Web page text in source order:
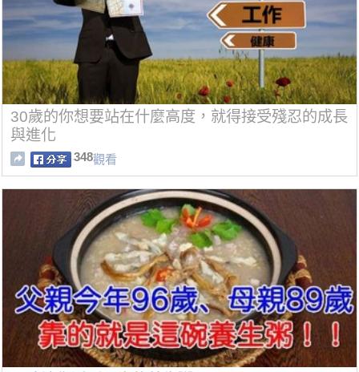
30歲的你想要站在什麼高度，就得接受殘忍的成長
與進化
348觀看